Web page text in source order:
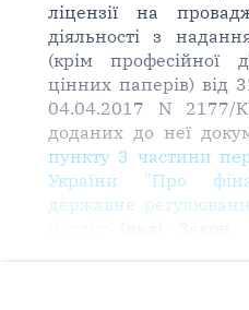
ліцензії на
діяльності з
(крім професійної
цінних паперів) від
04.04.2017 N 2177/
доданих до неї
пункту 3 частини
України "Про
державне